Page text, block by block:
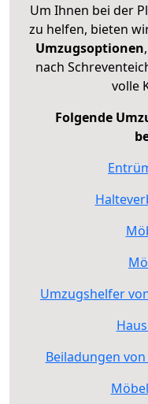
Um Ihnen bei der
zu helfen, bieten
Umzugsoptionen
nach
volle
Folgende
Umzugshelfer
Beiladungen